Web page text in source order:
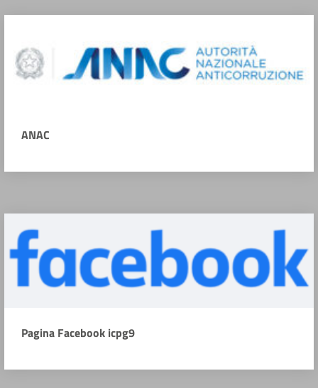
ANAC
Pagina Facebook icpg9